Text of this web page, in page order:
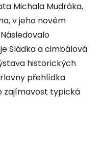
Michala Mudráka,
v jeho novém
Sládka a cimbálová
historických
přehlídka
zajímavost typická